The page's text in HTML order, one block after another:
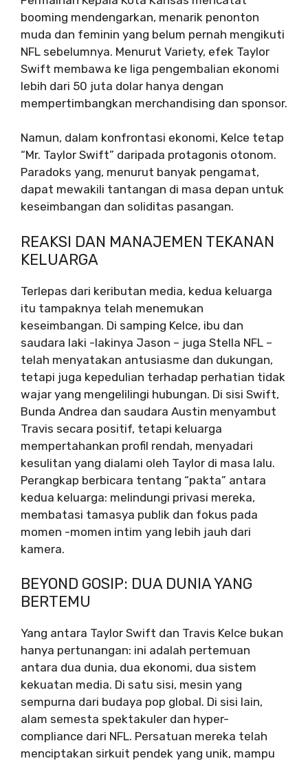
booming mendengarkan, menarik penonton
muda dan feminin yang belum pernah mengikuti
NFL sebelumnya. Menurut Variety, efek Taylor
Swift membawa ke liga pengembalian ekonomi
lebih dari 50 juta dolar hanya dengan
mempertimbangkan merchandising dan sponsor.
Namun, dalam konfrontasi ekonomi, Kelce tetap
“Mr. Taylor Swift” daripada protagonis otonom.
Paradoks yang, menurut banyak pengamat,
dapat mewakili tantangan di masa depan untuk
keseimbangan dan soliditas pasangan.
REAKSI DAN MANAJEMEN TEKANAN
KELUARGA
Terlepas dari keributan media, kedua keluarga
itu tampaknya telah menemukan
keseimbangan. Di samping Kelce, ibu dan
saudara laki -lakinya Jason – juga Stella NFL –
telah menyatakan antusiasme dan dukungan,
tetapi juga kepedulian terhadap perhatian tidak
wajar yang mengelilingi hubungan. Di sisi Swift,
Bunda Andrea dan saudara Austin menyambut
Travis secara positif, tetapi keluarga
mempertahankan profil rendah, menyadari
kesulitan yang dialami oleh Taylor di masa lalu.
Perangkap berbicara tentang “pakta” antara
kedua keluarga: melindungi privasi mereka,
membatasi tamasya publik dan fokus pada
momen -momen intim yang lebih jauh dari
kamera.
BEYOND GOSIP: DUA DUNIA YANG
BERTEMU
Yang antara Taylor Swift dan Travis Kelce bukan
hanya pertunangan: ini adalah pertemuan
antara dua dunia, dua ekonomi, dua sistem
kekuatan media. Di satu sisi, mesin yang
sempurna dari budaya pop global. Di sisi lain,
alam semesta spektakuler dan hyper-
compliance dari NFL. Persatuan mereka telah
menciptakan sirkuit pendek yang unik, mampu